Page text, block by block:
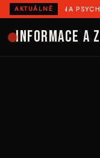
AKTUÁLNĚ
ZEMŘEL NA
Informace a